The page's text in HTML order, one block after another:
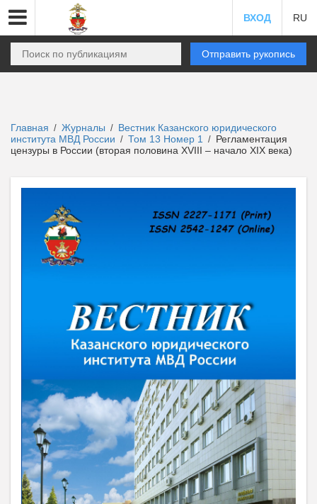
ВХОД RU
Отправить рукопись
Главная / Журналы / Вестник Казанского юридического
института МВД России / Том 13 Номер 1 / Регламентация
цензуры в России (вторая половина XVIII – начало XIX века)